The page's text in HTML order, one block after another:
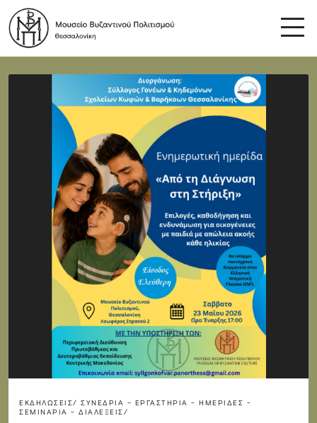
ΕΚΔΗΛΏΣΕΙΣ/ ΣΥΝΈΔΡΙΑ – ΕΡΓΑΣΤΉΡΙΑ - ΗΜΕΡΊΔΕΣ -
ΣΕΜΙΝΆΡΙΑ - ΔΙΑΛΈΞΕΙΣ/